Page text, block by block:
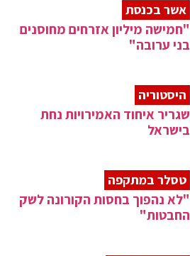
אשר בכנסת
"חמישה מיליון אזרחים מחוסנים
בני ערובה"
היסטוריה
שגריר איחוד האמירויות נחת
בישראל
טסלר במתקפה
"לא נהפוך בחסות הקורונה לשק
החבטות"